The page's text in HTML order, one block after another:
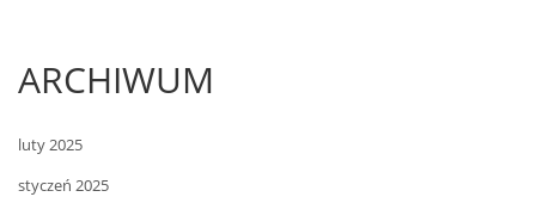
ARCHIWUM
luty 2025
styczeń 2025